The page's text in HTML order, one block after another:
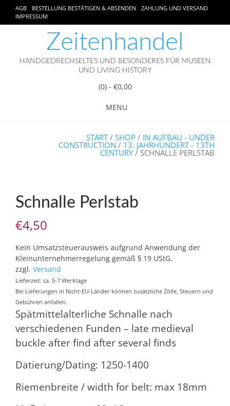
AGB BESTELLUNG BESTÄTIGEN & ABSENDEN
ZAHLUNG UND VERSAND
IMPRESSUM
Zeitenhandel
HANDGEDRECHSELTES UND BESONDERES FÜR MUSEEN
UND LIVING HISTORY
(0)- €0,00
MENU
START/ SHOP / IN AUFBAU - UNDER
CONSTRUCTION / 13. JAHRHUNDERT - 13TH
CENTURY/ SCHNALLE PERLSTAB
Schnalle Perlstab
€4,50
Kein Umsatzsteuerausweis aufgrund Anwendung der
Kleinunternehmerregelung gemäß § 19 UStG.
zzgl. Versand
Lieferzeit: ca. 5-7 Werktage
Bei Lieferungen in Nicht-EU-Länder können zusätzliche Zölle, Steuern und
Gebühren anfallen.
Spätmittelalterliche Schnalle nach
verschiedenen Funden – late medieval
buckle after find after several finds
Datierung/Dating: 1250-1400
Riemenbreite / width for belt: max 18mm